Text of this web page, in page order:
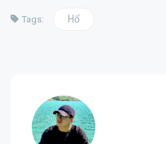
Tags: Hổ